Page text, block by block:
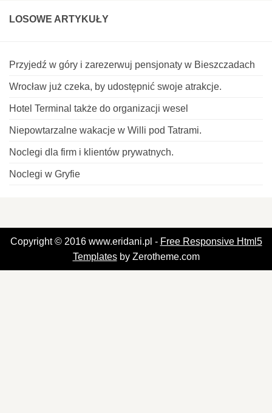
LOSOWE ARTYKUŁY
Przyjedź w góry i zarezerwuj pensjonaty w Bieszczadach
Wrocław już czeka, by udostępnić swoje atrakcje.
Hotel Terminal także do organizacji wesel
Niepowtarzalne wakacje w Willi pod Tatrami.
Noclegi dla firm i klientów prywatnych.
Noclegi w Gryfie
Copyright © 2016 www.eridani.pl - Free Responsive Html5
Templatesby Zerotheme.com